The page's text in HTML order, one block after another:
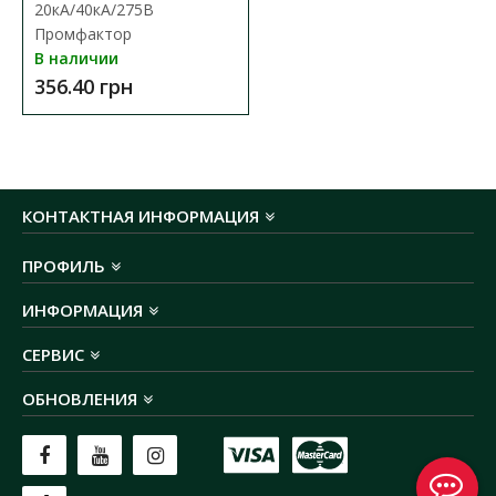
20кА/40кА/275В
Промфактор
В наличии
356.40 грн
КОНТАКТНАЯ ИНФОРМАЦИЯ
ПРОФИЛЬ
ИНФОРМАЦИЯ
СЕРВИС
ОБНОВЛЕНИЯ